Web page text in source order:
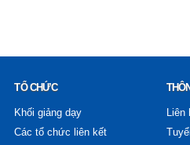
TỔ CHỨC
Khối giảng dạy
Các tổ chức liên kết
Liên